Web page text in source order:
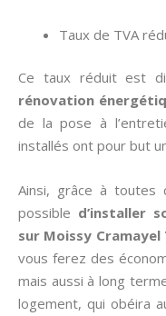
Taux de TVA
Ce taux réduit est
rénovation
de la pose à
installés ont pour but
Ainsi, grâce à toutes
possible d’installer
sur Moissy Cramayel
vous ferez des
mais aussi à long
logement, qui obéira